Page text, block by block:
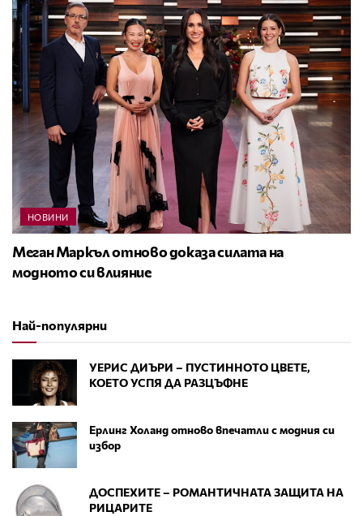
НОВИНИ
Меган Маркъл отново доказа силата на
модното си влияние
Най-популярни
УЕРИС ДИЪРИ – ПУСТИННОТО ЦВЕТЕ,
КОЕТО УСПЯ ДА РАЗЦЪФНЕ
Ерлинг Холанд отново впечатли с модния си
избор
ДОСПЕХИТЕ – РОМАНТИЧНАТА ЗАЩИТА НА
РИЦАРИТЕ